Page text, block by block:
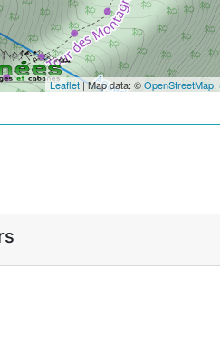
Leaflet| Map data: ©OpenStreetMap,